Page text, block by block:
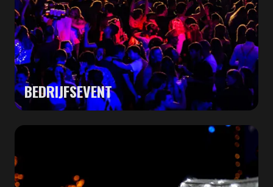
BEDRIJFSEVENT